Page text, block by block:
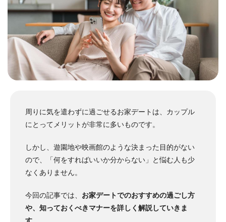
周りに気を遣わずに過ごせるお家デートは、カップル
にとってメリットが非常に多いものです。
しかし、遊園地や映画館のような決まった目的がない
ので、「何をすればいいか分からない」と悩む人も少
なくありません。
今回の記事では、 お家デートでのおすすめの過ごし方
や、知っておくべきマナーを詳しく解説していきま